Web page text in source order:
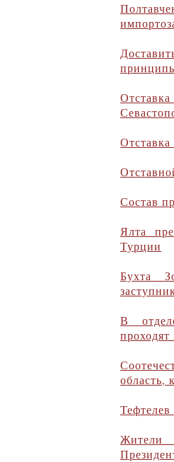
Отставка
Состав
Ялта
Турции
Бухта
В
область,
Жители